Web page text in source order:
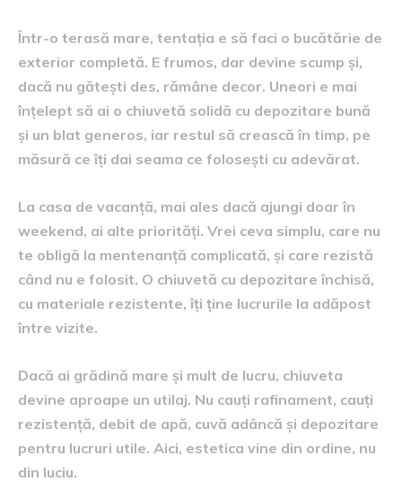
Într-o terasă mare, tentația e să faci o bucătărie de
exterior completă. E frumos, dar devine scump și,
dacă nu gătești des, rămâne decor. Uneori e mai
înțelept să ai o chiuvetă solidă cu depozitare bună
și un blat generos, iar restul să crească în timp, pe
măsură ce îți dai seama ce folosești cu adevărat.
La casa de vacanță, mai ales dacă ajungi doar în
weekend, ai alte priorități. Vrei ceva simplu, care nu
te obligă la mentenanță complicată, și care rezistă
când nu e folosit. O chiuvetă cu depozitare închisă,
cu materiale rezistente, îți ține lucrurile la adăpost
între vizite.
Dacă ai grădină mare și mult de lucru, chiuveta
devine aproape un utilaj. Nu cauți rafinament, cauți
rezistență, debit de apă, cuvă adâncă și depozitare
pentru lucruri utile. Aici, estetica vine din ordine, nu
din luciu.